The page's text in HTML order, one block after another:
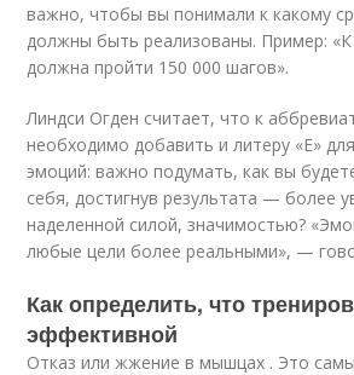
важно, чтобы вы понимали к какому
должны быть реализованы. Пример: «К
должна пройти 150 000 шагов».
Линдси Огден считает, что к
необходимо добавить и литеру «Е»
эмоций: важно подумать, как вы
себя, достигнув результата — более
наделенной силой, значимостью?
любые цели более реальными», —
Как определить, что
эффективной
Отказ или жжение в мышцах . Это